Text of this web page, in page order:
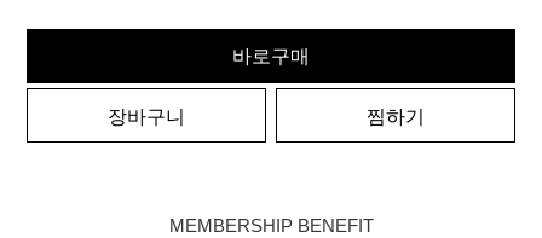
바로구매
장바구니 찜하기
MEMBERSHIP BENEFIT